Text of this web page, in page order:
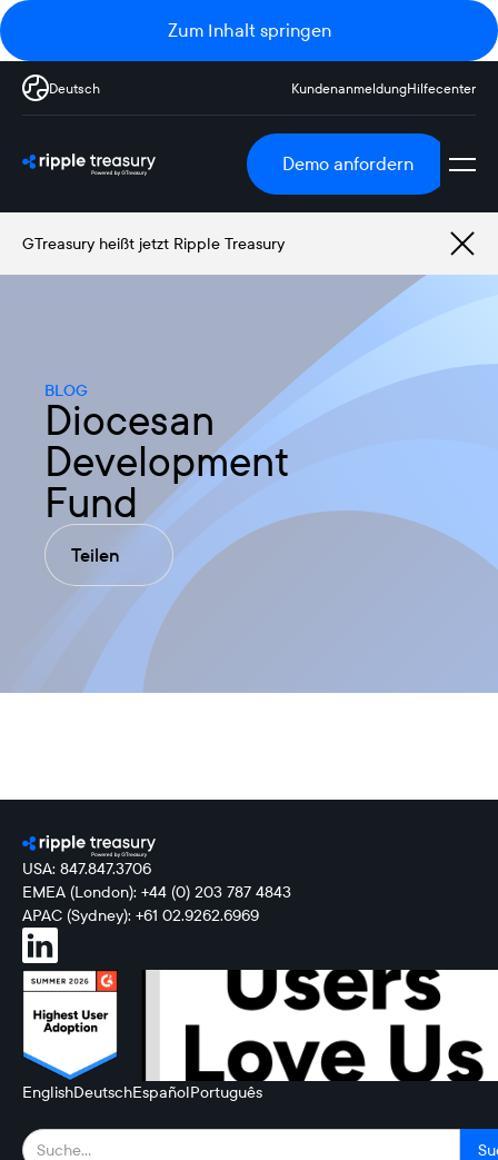
Zum Inhalt springen
Deutsch KundenanmeldungHilfecenter
Demo anfordern
GTreasury heißt jetzt Ripple Treasury
BLOG
Diocesan
Development
Fund
Teilen
USA: 847.847.3706
EMEA (London): +44 (0) 203 787 4843
APAC (Sydney): +61 02.9262.6969
EnglishDeutschEspañolPortuguês